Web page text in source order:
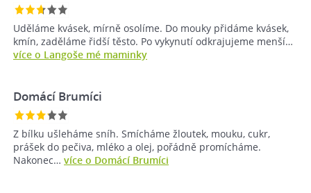
Uděláme kvásek, mírně osolíme. Do mouky přidáme kvásek,
kmín, zaděláme řidší těsto. Po vykynutí odkrajujeme menší…
více o Langoše mé maminky
Domácí Brumíci
Z bílku ušleháme sníh. Smícháme žloutek, mouku, cukr,
prášek do pečiva, mléko a olej, pořádně promícháme.
Nakonec… více o Domácí Brumíci